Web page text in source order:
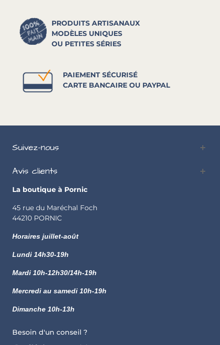
PRODUITS ARTISANAUX
MODÈLES UNIQUES
OU PETITES SÉRIES
PAIEMENT SÉCURISÉ
CARTE BANCAIRE OU PAYPAL
Suivez-nous
Avis clients
La boutique à Pornic
45 rue du Maréchal Foch
44210 PORNIC
Horaires juillet-août
Lundi 14h30-19h
Mardi 10h-12h30/14h-19h
Mercredi au samedi 10h-19h
Dimanche 10h-13h
Besoin d'un conseil ?